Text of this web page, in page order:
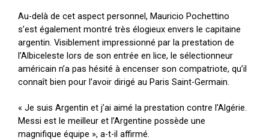
Au-delà de cet aspect personnel, Mauricio Pochettino
s’est également montré très élogieux envers le capitaine
argentin. Visiblement impressionné par la prestation de
l’Albiceleste lors de son entrée en lice, le sélectionneur
américain n’a pas hésité à encenser son compatriote, qu’il
connaît bien pour l’avoir dirigé au Paris Saint-Germain.
« Je suis Argentin et j’ai aimé la prestation contre l’Algérie.
Messi est le meilleur et l’Argentine possède une
magnifique équipe », a-t-il affirmé.